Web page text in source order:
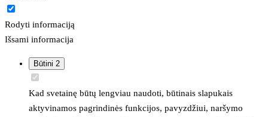
Rodyti informaciją
Išsami informacija
Būtini 2
Kad svetainę būtų lengviau naudoti, būtinais slapukais
aktyvinamos pagrindinės funkcijos, pavyzdžiui, naršymo